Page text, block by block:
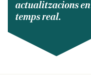
actualitzacions en
temps real.